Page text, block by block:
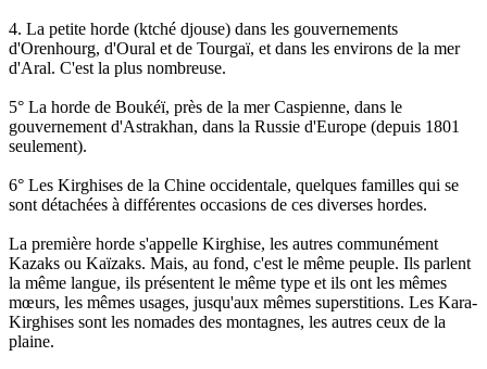
4. La petite horde (ktché djouse) dans les gouvernements
d'Orenhourg, d'Oural et de Tourgaï, et dans les environs de la mer
d'Aral. C'est la plus nombreuse.
5° La horde de Boukéï, près de la mer Caspienne, dans le
gouvernement d'Astrakhan, dans la Russie d'Europe (depuis 1801
seulement).
6° Les Kirghises de la Chine occidentale, quelques familles qui se
sont détachées à différentes occasions de ces diverses hordes.
La première horde s'appelle Kirghise, les autres communément
Kazaks ou Kaïzaks. Mais, au fond, c'est le même peuple. Ils parlent
la même langue, ils présentent le même type et ils ont les mêmes
mœurs, les mêmes usages, jusqu'aux mêmes superstitions. Les Kara-
Kirghises sont les nomades des montagnes, les autres ceux de la
plaine.